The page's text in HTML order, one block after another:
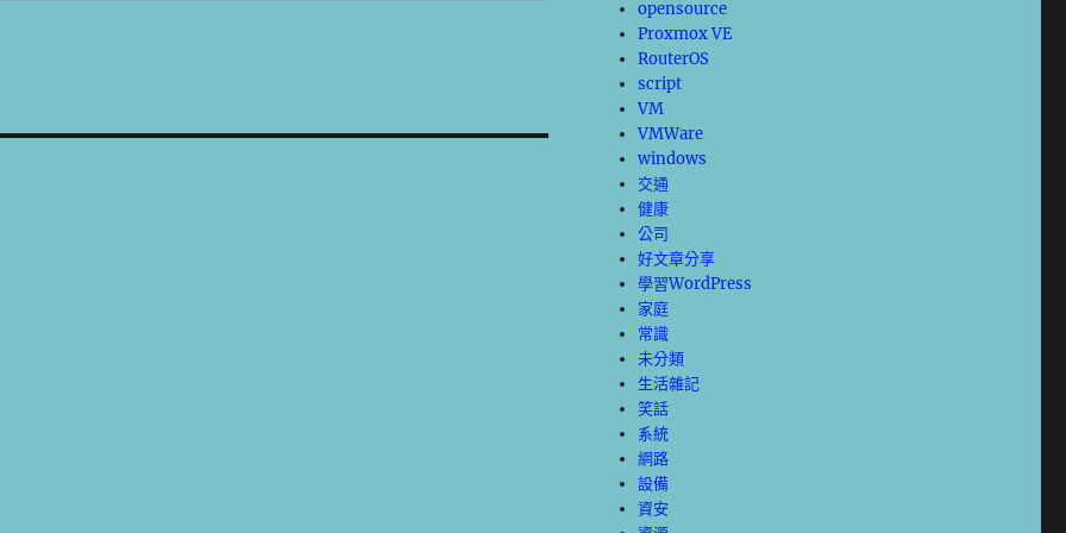
opensource
Proxmox VE
RouterOS
script
VM
VMWare
windows
交通
健康
公司
好文章分享
學習WordPress
家庭
常識
未分類
生活雜記
笑話
系統
網路
設備
資安